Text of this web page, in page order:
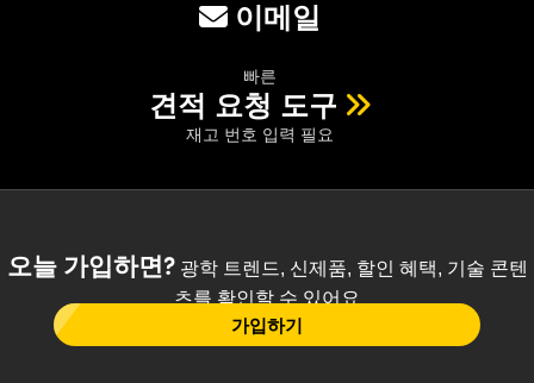
이메일
빠른
견적 요청 도구
재고 번호 입력 필요
오늘 가입하면?광학 트렌드, 신제품, 할인 혜택, 기술 콘텐
츠를 확인할 수 있어요
가입하기